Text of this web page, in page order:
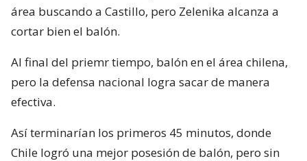
área buscando a Castillo, pero Zelenika alcanza a
cortar bien el balón.
Al final del priemr tiempo, balón en el área chilena,
pero la defensa nacional logra sacar de manera
efectiva.
Así terminarían los primeros 45 minutos, donde
Chile logró una mejor posesión de balón, pero sin